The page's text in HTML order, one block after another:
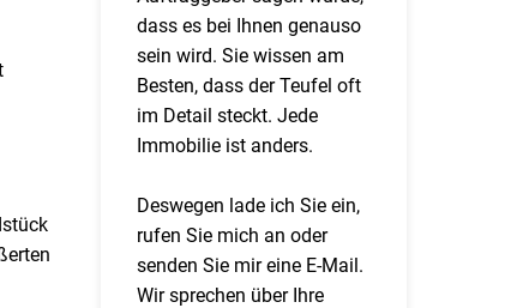
dass es bei Ihnen genauso
sein wird. Sie wissen am
Besten, dass der Teufel oft
im Detail steckt. Jede
Immobilie ist anders.
Deswegen lade ich Sie ein,
rufen Sie mich an oder
senden Sie mir eine E-Mail.
Wir sprechen über Ihre